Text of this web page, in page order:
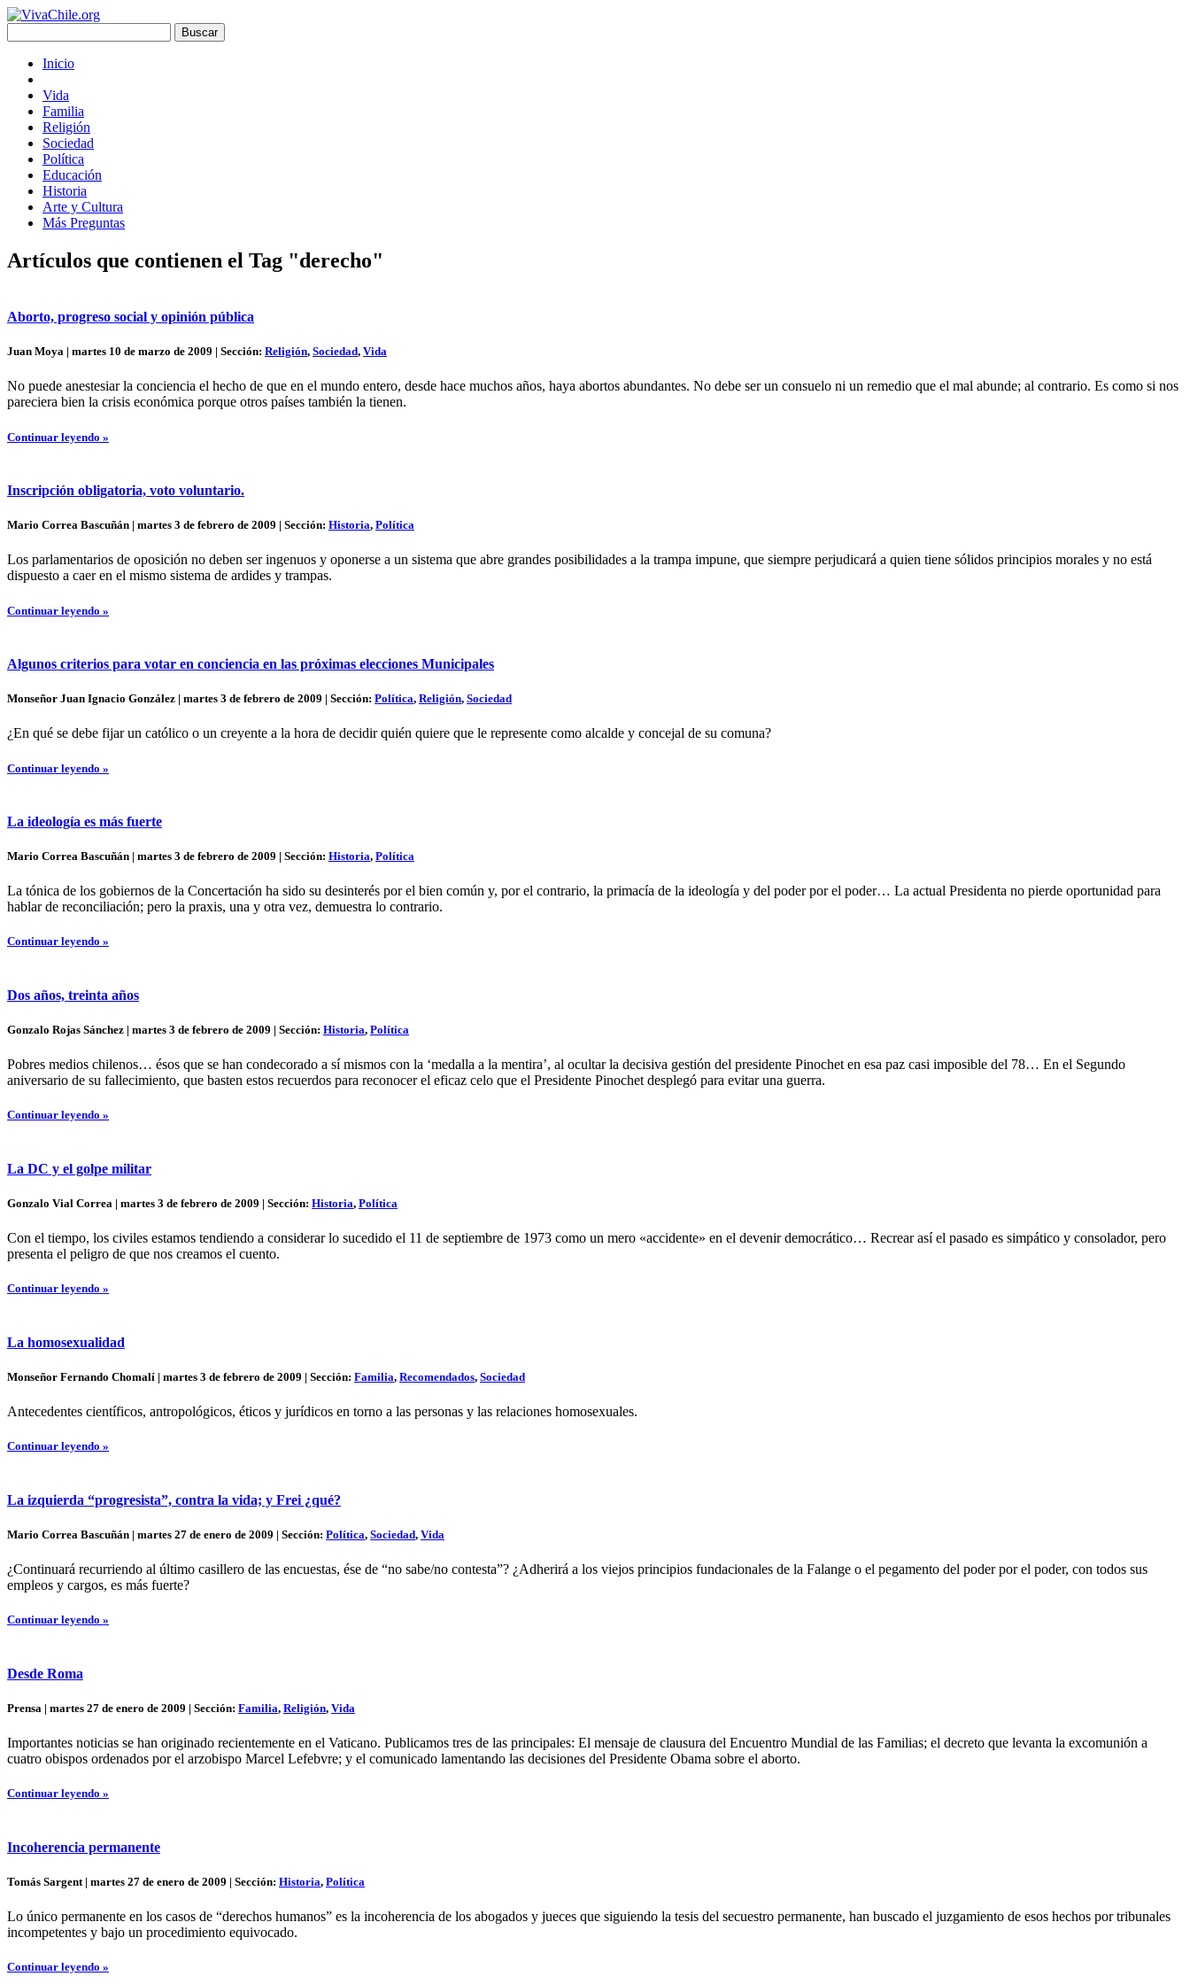
Inicio
Vida
Familia
Religión
Sociedad
Política
Educación
Historia
Arte y Cultura
Más Preguntas
Artículos que contienen el Tag "derecho"
Aborto, progreso social y opinión pública
Juan Moya | martes 10 de marzo de 2009 | Sección: Religión, Sociedad, Vida
No puede anestesiar la conciencia el hecho de que en el mundo entero, desde hace muchos años, haya abortos abundantes. No debe ser un consuelo ni un remedio que el mal abunde; al contrario. Es como si nos
pareciera bien la crisis económica porque otros países también la tienen.
Continuar leyendo »
Inscripción obligatoria, voto voluntario.
Mario Correa Bascuñán | martes 3 de febrero de 2009 | Sección: Historia, Política
Los parlamentarios de oposición no deben ser ingenuos y oponerse a un sistema que abre grandes posibilidades a la trampa impune, que siempre perjudicará a quien tiene sólidos principios morales y no está
dispuesto a caer en el mismo sistema de ardides y trampas.
Continuar leyendo »
Algunos criterios para votar en conciencia en las próximas elecciones Municipales
Monseñor Juan Ignacio González | martes 3 de febrero de 2009 | Sección: Política, Religión, Sociedad
¿En qué se debe fijar un católico o un creyente a la hora de decidir quién quiere que le represente como alcalde y concejal de su comuna?
Continuar leyendo »
La ideología es más fuerte
Mario Correa Bascuñán | martes 3 de febrero de 2009 | Sección: Historia, Política
La tónica de los gobiernos de la Concertación ha sido su desinterés por el bien común y, por el contrario, la primacía de la ideología y del poder por el poder… La actual Presidenta no pierde oportunidad para
hablar de reconciliación; pero la praxis, una y otra vez, demuestra lo contrario.
Continuar leyendo »
Dos años, treinta años
Gonzalo Rojas Sánchez | martes 3 de febrero de 2009 | Sección: Historia, Política
Pobres medios chilenos… ésos que se han condecorado a sí mismos con la ‘medalla a la mentira’, al ocultar la decisiva gestión del presidente Pinochet en esa paz casi imposible del 78… En el Segundo
aniversario de su fallecimiento, que basten estos recuerdos para reconocer el eficaz celo que el Presidente Pinochet desplegó para evitar una guerra.
Continuar leyendo »
La DC y el golpe militar
Gonzalo Vial Correa | martes 3 de febrero de 2009 | Sección: Historia, Política
Con el tiempo, los civiles estamos tendiendo a considerar lo sucedido el 11 de septiembre de 1973 como un mero «accidente» en el devenir democrático… Recrear así el pasado es simpático y consolador, pero
presenta el peligro de que nos creamos el cuento.
Continuar leyendo »
La homosexualidad
Monseñor Fernando Chomalí | martes 3 de febrero de 2009 | Sección: Familia, Recomendados, Sociedad
Antecedentes científicos, antropológicos, éticos y jurídicos en torno a las personas y las relaciones homosexuales.
Continuar leyendo »
La izquierda “progresista”, contra la vida; y Frei ¿qué?
Mario Correa Bascuñán | martes 27 de enero de 2009 | Sección: Política, Sociedad, Vida
¿Continuará recurriendo al último casillero de las encuestas, ése de “no sabe/no contesta”? ¿Adherirá a los viejos principios fundacionales de la Falange o el pegamento del poder por el poder, con todos sus
empleos y cargos, es más fuerte?
Continuar leyendo »
Desde Roma
Prensa | martes 27 de enero de 2009 | Sección: Familia, Religión, Vida
Importantes noticias se han originado recientemente en el Vaticano. Publicamos tres de las principales: El mensaje de clausura del Encuentro Mundial de las Familias; el decreto que levanta la excomunión a
cuatro obispos ordenados por el arzobispo Marcel Lefebvre; y el comunicado lamentando las decisiones del Presidente Obama sobre el aborto.
Continuar leyendo »
Incoherencia permanente
Tomás Sargent | martes 27 de enero de 2009 | Sección: Historia, Política
Lo único permanente en los casos de “derechos humanos” es la incoherencia de los abogados y jueces que siguiendo la tesis del secuestro permanente, han buscado el juzgamiento de esos hechos por tribunales
incompetentes y bajo un procedimiento equivocado.
Continuar leyendo »